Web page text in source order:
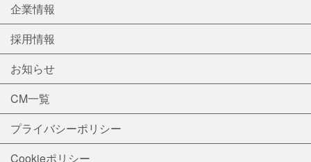
企業情報
採用情報
お知らせ
CM一覧
プライバシーポリシー
Cookieポリシー